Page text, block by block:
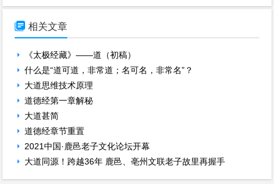
 相关文章
《太极经藏》——道（初稿）
什么是“道可道，非常道；名可名，非常名”？
大道思维技术原理
道德经第一章解秘
大道甚简
道德经章节重置
2021中国·鹿邑老子文化论坛开幕
大道同源！跨越36年 鹿邑、亳州文联老子故里再握手